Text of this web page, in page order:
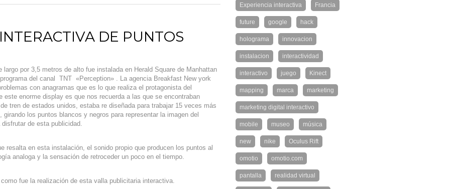
DE PUNTOS
largo por 3,5 metros de alto fue instalada en Herald Square de Manhattan
del canal TNT «Perception» . La agencia Breakfast New york
con anagramas que es lo que realiza el protagonista del
este enorme display es que nos recuerda a las que se encontraban
tren de estados unidos, estaba re diseñada para trabajar 15 veces más
girando los puntos blancos y negros para representar la imagen del
de esta publicidad.
resalta en esta instalación, el sonido propio que producen los puntos al
analoga y la sensación de retroceder un poco en el tiempo.
fue la realización de esta valla publicitaria interactiva.
Experiencia interactiva Francia
future google hack
holograma innovacion
instalacion interactividad
interactivo juego Kinect
mapping marca marketing
marketing digital interactivo
mobile museo música
new nike Oculus Rift
omotio omotio.com
pantalla realidad virtual